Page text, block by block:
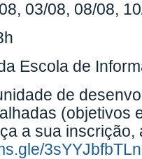
03/08, 08/08,
Escola de
de
(objetivos
a sua inscrição,